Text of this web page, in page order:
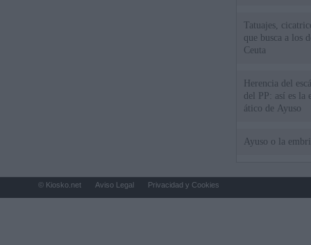
Tatuajes,
que busca a los
Ceuta
Herencia del
del PP: así es la
ático de Ayuso
Ayuso o la
© Kiosko.net Aviso Legal Privacidad y Cookies